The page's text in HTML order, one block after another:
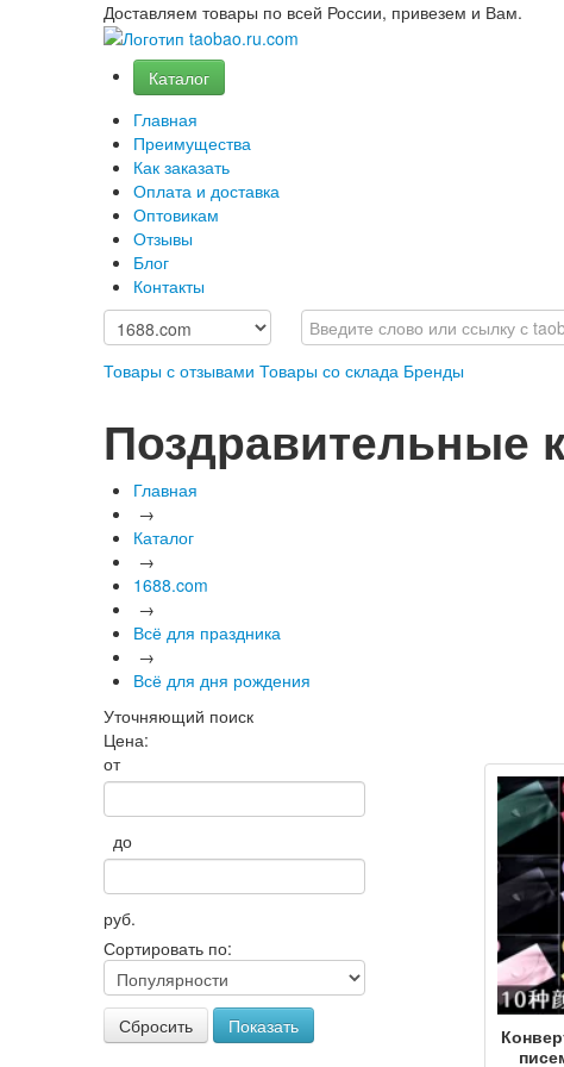
Доставляем товары по всей России, привезем и Вам.
Каталог
Главная
Преимущества
Как заказать
Оплата и доставка
Оптовикам
Отзывы
Блог
Контакты
Товары с отзывами Товары со склада Бренды
Поздравительные
Главная
→
Каталог
→
1688.com
→
Всё для праздника
→
Всё для дня рождения
Уточняющий поиск
Цена:
от
до
руб.
Сортировать по:
Сбросить Показать